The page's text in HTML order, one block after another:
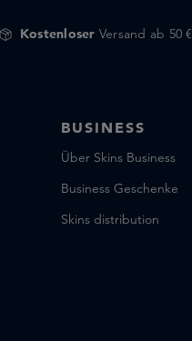
Kostenloser Versand ab 50 €
BUSINESS
Über Skins Business
Business Geschenke
Skins distribution